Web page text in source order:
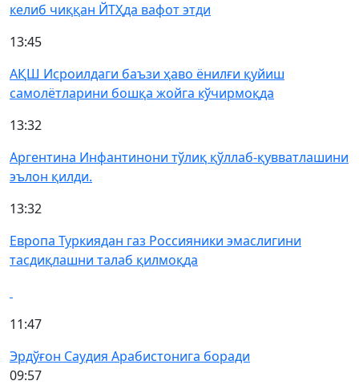
келиб чиққан ЙТҲда вафот этди
13:45
АҚШ Исроилдаги баъзи ҳаво ёнилғи қуйиш
самолётларини бошқа жойга кўчирмоқда
13:32
Аргентина Инфантинони тўлиқ қўллаб-қувватлашини
эълон қилди.
13:32
Европа Туркиядан газ Россияники эмаслигини
тасдиқлашни талаб қилмоқда
11:47
Эрдўғон Саудия Арабистонига боради
09:57